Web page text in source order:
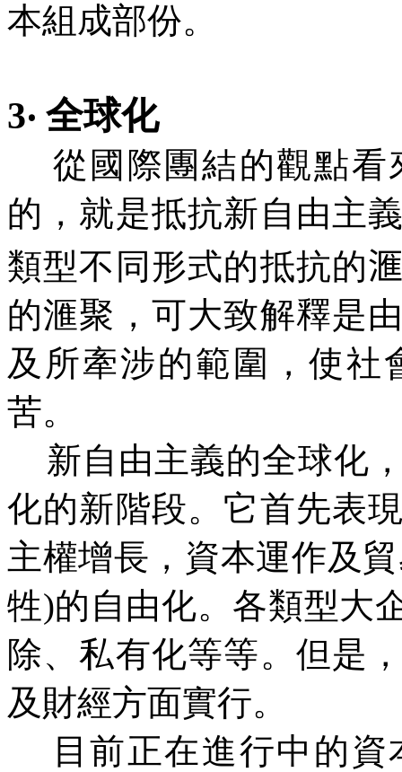
本組成部份。
3‧ 全球化
從國際團結的觀點看
的，就是抵抗新自由主
類型不同形式的抵抗的
的滙聚，可大致解釋是
及所牽涉的範圍，使社
苦。
新自由主義的全球化
化的新階段。它首先表
主權增長，資本運作及
牲)的自由化。各類型大
除、私有化等等。但是
及財經方面實行。
目前正在進行中的資